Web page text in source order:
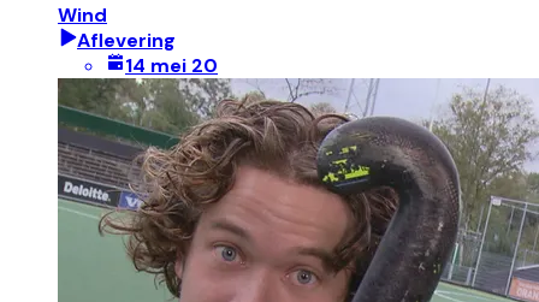
Wind
Aflevering
14 mei 20